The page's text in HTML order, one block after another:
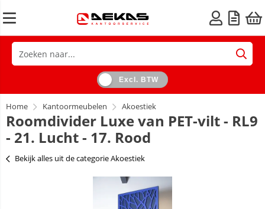
Excl. BTW
Home Kantoormeubelen Akoestiek
Roomdivider Luxe van PET-vilt - RL9
- 21. Lucht - 17. Rood
Bekijk alles uit de categorie Akoestiek